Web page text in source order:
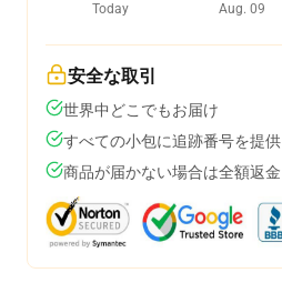
Today
Aug. 09
安全な取引
世界中どこでもお届け
すべての小包に追跡番号を提供
商品が届かない場合は全額返金